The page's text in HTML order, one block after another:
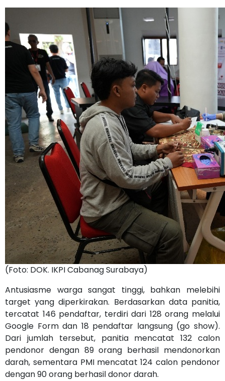
(Foto: DOK. IKPI Cabanag Surabaya)
Antusiasme warga sangat tinggi, bahkan melebihi
target yang diperkirakan. Berdasarkan data panitia,
tercatat 146 pendaftar, terdiri dari 128 orang melalui
Google Form dan 18 pendaftar langsung (go show).
Dari jumlah tersebut, panitia mencatat 132 calon
pendonor dengan 89 orang berhasil mendonorkan
darah, sementara PMI mencatat 124 calon pendonor
dengan 90 orang berhasil donor darah.